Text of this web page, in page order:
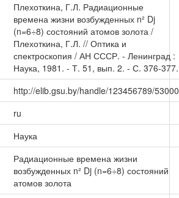
Плехоткина, Г.Л. Радиационные
времена жизни возбужденных n² Dj
(n=6÷8) состояний атомов золота /
Плехоткина, Г.Л. // Оптика и
спектроскопия / АН СССР. - Ленинград :
Наука, 1981. - Т. 51, вып. 2. - С. 376-377.
http://elib.gsu.by/handle/123456789/53000
ru
Наука
Радиационные времена жизни
возбужденных n² Dj (n=6÷8) состояний
атомов золота